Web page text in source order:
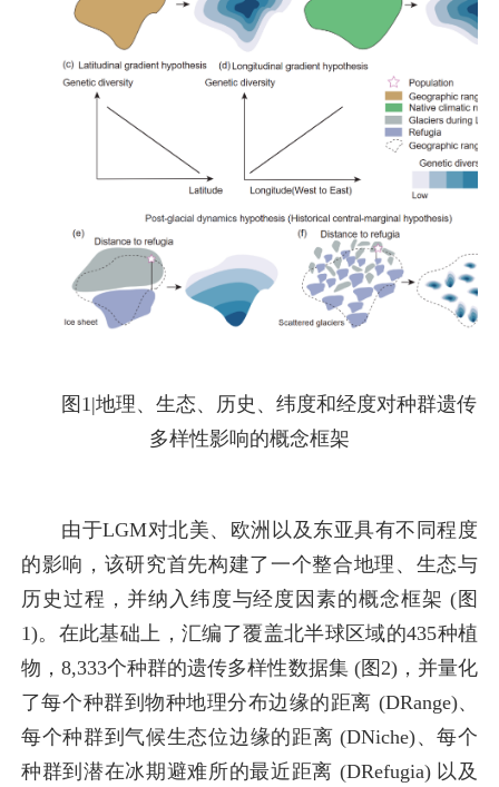
图1|地理、生态、历史、纬度和经度对种群遗传
多样性影响的概念框架
由于LGM对北美、欧洲以及东亚具有不同程度
的影响，该研究首先构建了一个整合地理、生态与
历史过程，并纳入纬度与经度因素的概念框架 (图
1)。在此基础上，汇编了覆盖北半球区域的435种植
物，8,333个种群的遗传多样性数据集 (图2)，并量化
了每个种群到物种地理分布边缘的距离 (DRange)、
每个种群到气候生态位边缘的距离 (DNiche)、每个
种群到潜在冰期避难所的最近距离 (DRefugia) 以及